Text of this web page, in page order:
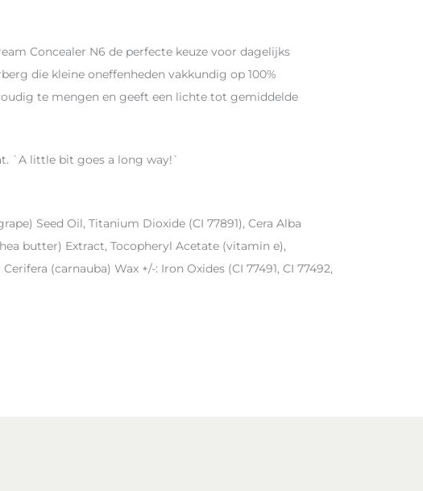
Concealer N6 de perfecte keuze voor dagelijks
die kleine oneffenheden vakkundig op 100%
te mengen en geeft een lichte tot gemiddelde
`A little bit goes a long way!`
Seed Oil, Titanium Dioxide (CI 77891), Cera Alba
butter) Extract, Tocopheryl Acetate (vitamin e),
(carnauba) Wax +/-: Iron Oxides (CI 77491, CI 77492,